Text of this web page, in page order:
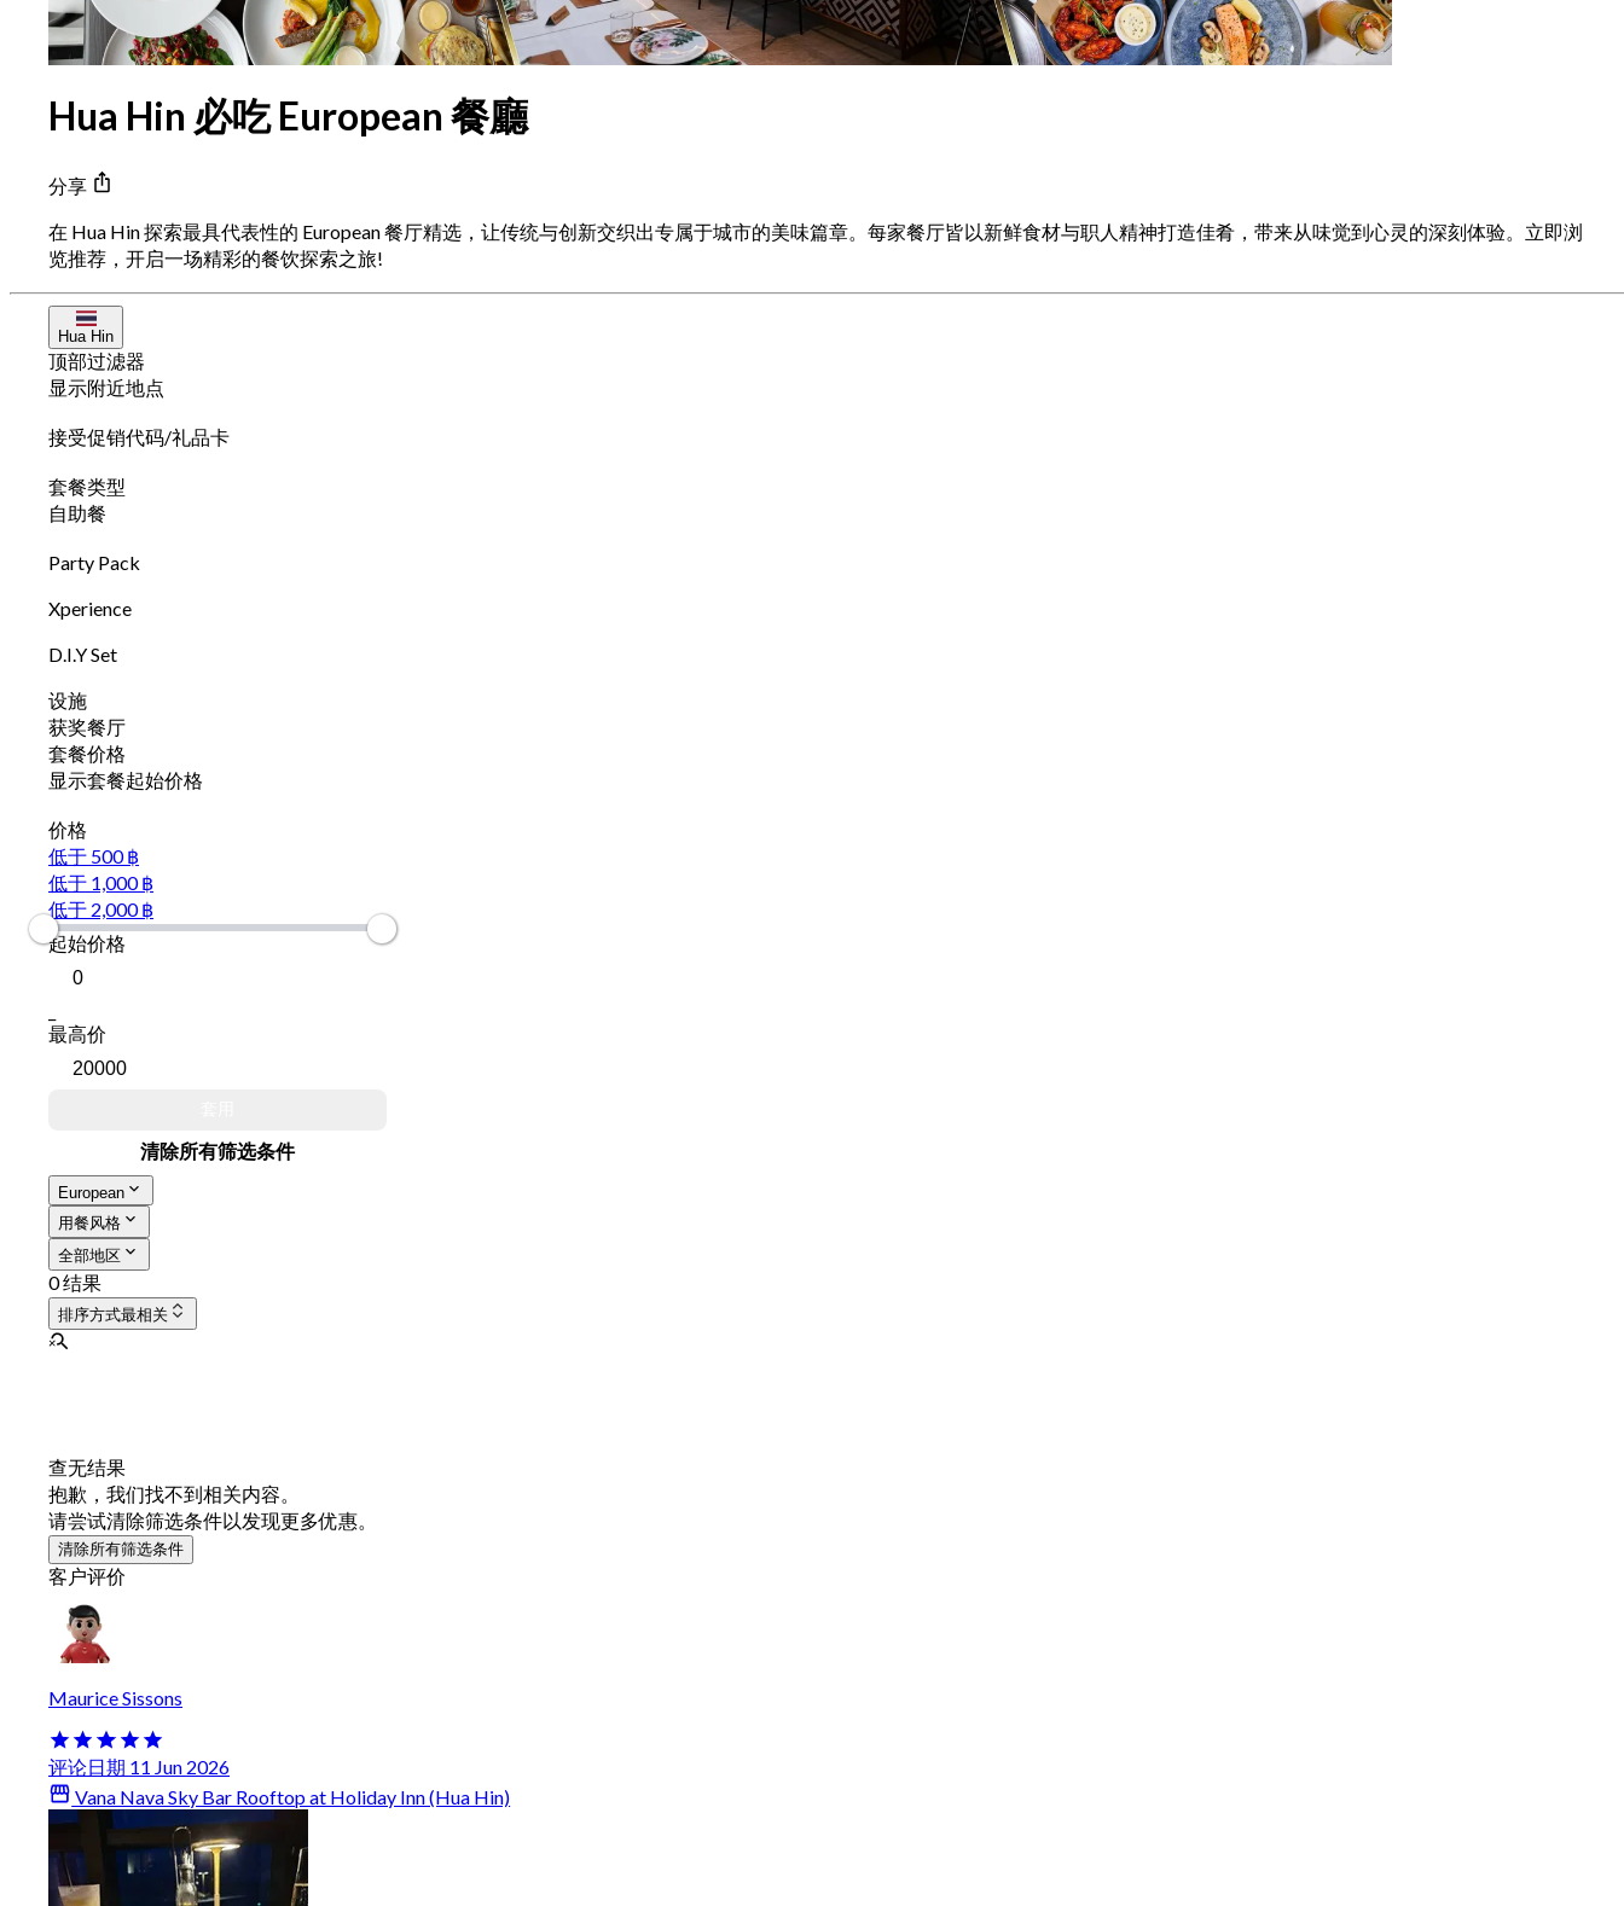
Hua Hin 必吃 European 餐廳
分享
在 Hua Hin 探索最具代表性的 European 餐厅精选，让传统与创新交织出专属于城市的美味篇章。每家餐厅皆以新鲜食材与职人精神打造佳肴，带来从味觉到心灵的深刻体验。立即浏
览推荐，开启一场精彩的餐饮探索之旅!
Hua Hin
顶部过滤器
显示附近地点
接受促销代码/礼品卡
套餐类型
自助餐
Party Pack
Xperience
D.I.Y Set
设施
获奖餐厅
套餐价格
显示套餐起始价格
价格
低于 500 ฿
低于 1,000 ฿
低于 2,000 ฿
起始价格
最高价
清除所有筛选条件
European
用餐风格
全部地区
0 结果
排序方式最相关
查无结果
抱歉，我们找不到相关内容。
请尝试清除筛选条件以发现更多优惠。
清除所有筛选条件
客户评价
Maurice Sissons
评论日期 11 Jun 2026
Vana Nava Sky Bar Rooftop at Holiday Inn (Hua Hin)